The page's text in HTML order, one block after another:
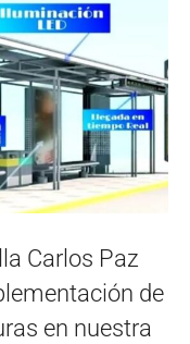
Carlos Paz
de
en nuestra